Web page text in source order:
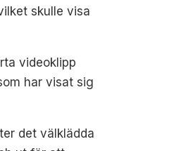
skulle visa
videoklipp
har visat sig
det välklädda